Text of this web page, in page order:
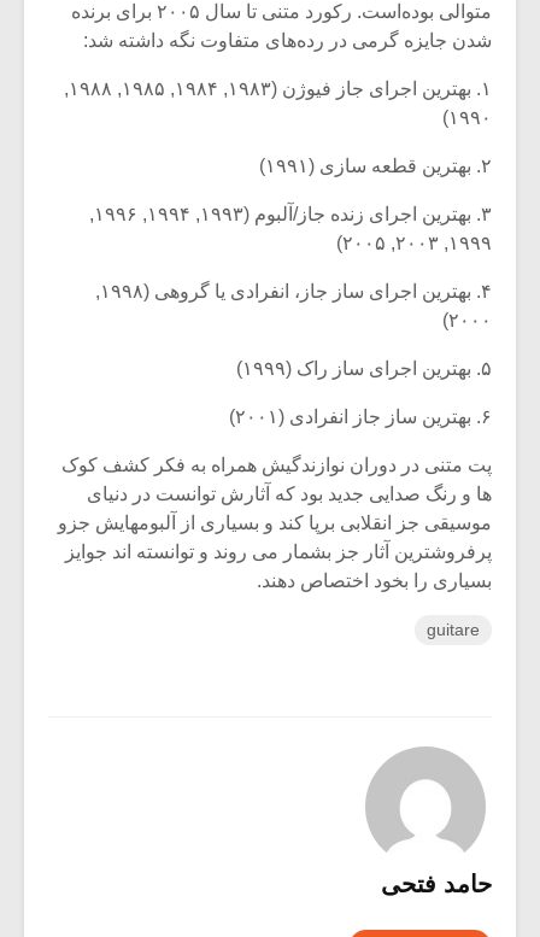
متوالی بوده‌است. رکورد متنی تا سال ۲۰۰۵ برای برنده
شدن جایزه گرمی در رده‌های متفاوت نگه داشته شد:
۱. بهترین اجرای جاز فیوژن (۱۹۸۳, ۱۹۸۴, ۱۹۸۵, ۱۹۸۸,
۱۹۹۰)
۲. بهترین قطعه سازی (۱۹۹۱)
۳. بهترین اجرای زنده جاز/آلبوم (۱۹۹۳, ۱۹۹۴, ۱۹۹۶,
۱۹۹۹, ۲۰۰۳, ۲۰۰۵)
۴. بهترین اجرای ساز جاز، انفرادی یا گروهی (۱۹۹۸,
۲۰۰۰)
۵. بهترین اجرای ساز راک (۱۹۹۹)
۶. بهترین ساز جاز انفرادی (۲۰۰۱)
پت متنی در دوران نوازندگیش همراه به فکر کشف کوک
ها و رنگ صدایی جدید بود که آثارش توانست در دنیای
موسیقی جز انقلابی برپا کند و بسیاری از آلبومهایش جزو
پرفروشترین آثار جز بشمار می روند و توانسته اند جوایز
بسیاری را بخود اختصاص دهند.
guitare
حامد فتحی